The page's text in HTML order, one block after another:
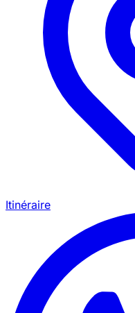
Itinéraire